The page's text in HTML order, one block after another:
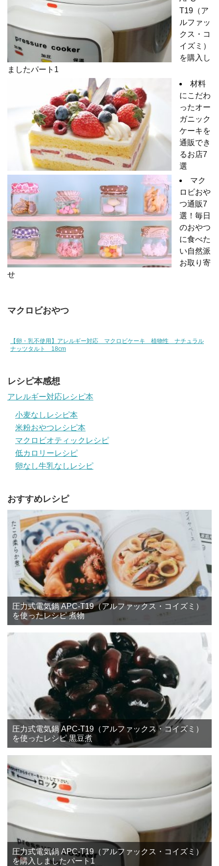
T19（ア
ルファッ
クス・コ
イズミ）
を購入し
ましたパート1
材料
にこだわ
ったオー
ガニック
ケーキを
通販でき
るお店7
選
マク
ロビおや
つ通販7
選！毎日
のおやつ
に食べた
い自然派
お取り寄
せ
マクロビおやつ
【卵・乳不使用】アレルギー対応 マクロビケーキ 植物性 ナチュラル
ナッツタルト 18cm
レシピ本感想
アレルギー対応レシピ本
小麦なしレシピ本
米粉おやつレシピ本
マクロビオティックレシピ
低カロリーレシピ
卵なし牛乳なしレシピ
おすすめレシピ
圧力式電気鍋 APC-T19（アルファックス・コイズミ）
を使ったレシピ 煮物
圧力式電気鍋 APC-T19（アルファックス・コイズミ）
を使ったレシピ 黒豆煮
圧力式電気鍋 APC-T19（アルファックス・コイズミ）
を購入しましたパート1